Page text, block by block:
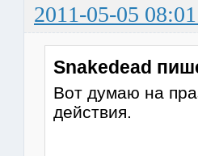
2011-05-05
Snakedead
Вот думаю на
действия.